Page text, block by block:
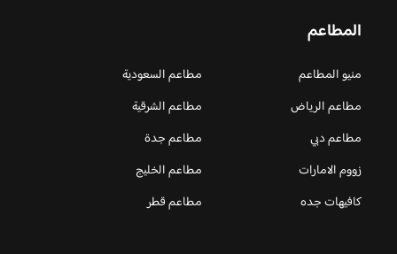
المطاعم
منيو المطاعم
مطاعم السعودية
مطاعم الرياض
مطاعم الشرقية
مطاعم دبي
مطاعم جدة
زووم الامارات
مطاعم الخليج
كافيهات جده
مطاعم قطر